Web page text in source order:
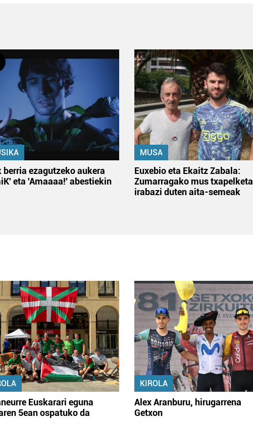
berria ezagutzeko aukera
eta 'Amaaaa!' abestiekin
MUSA
Euxebio eta Ekaitz Zabala:
Zumarragako mus txapelketa
irabazi duten aita-semeak
Euskarari eguna
5ean ospatuko da
KIROLA
Alex Aranburu, hirugarrena
Getxon